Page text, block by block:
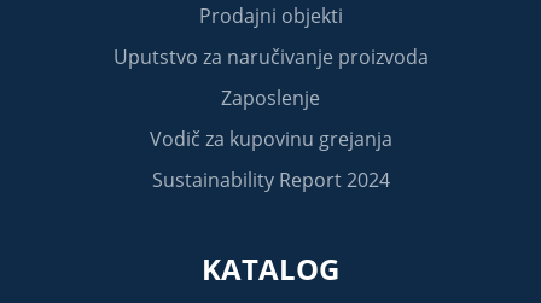
Prodajni objekti
Uputstvo za naručivanje proizvoda
Zaposlenje
Vodič za kupovinu grejanja
Sustainability Report 2024
KATALOG